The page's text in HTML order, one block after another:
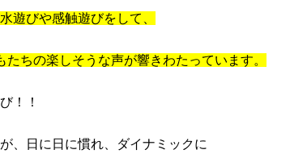
遊びや感触遊びをして、
ちの楽しそうな声が響きわたっています。
！！
、日に日に慣れ、ダイナミックに